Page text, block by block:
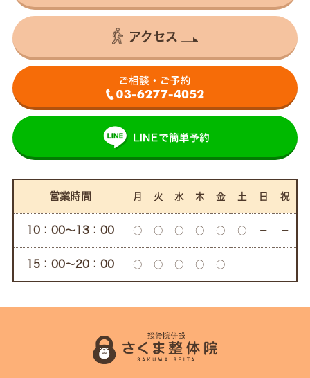
アクセス
営業時間 月 火 水 木 金 土 日 祝
10：00〜13：00 ○ ○ ○ ○ ○ ○ － －
15：00〜20：00 ○ ○ ○ ○ ○ － － －